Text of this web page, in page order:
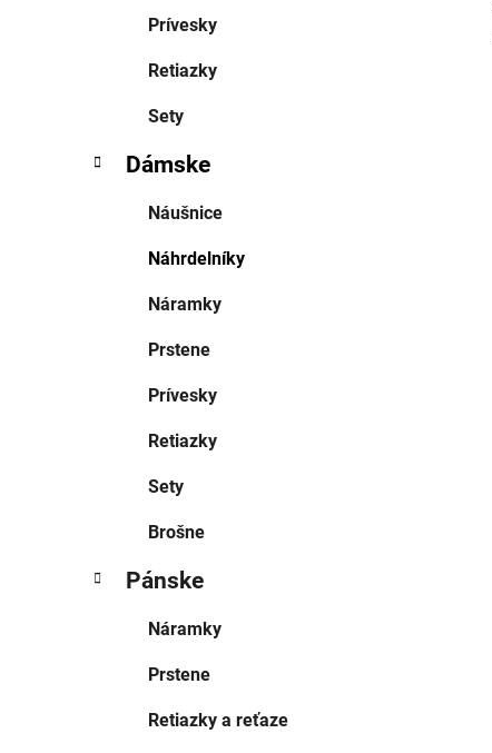
Prívesky
Retiazky
Sety
Dámske
Náušnice
Náhrdelníky
Náramky
Prstene
Prívesky
Retiazky
Sety
Brošne
Pánske
Náramky
Prstene
Retiazky a reťaze